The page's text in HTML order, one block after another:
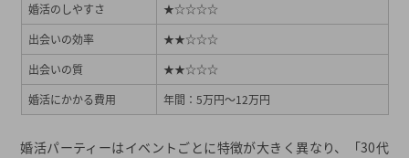
婚活のしやすさ
★☆☆☆☆
出会いの効率
★★☆☆☆
出会いの質
★★☆☆☆
婚活にかかる費用
年間：5万円～12万円
婚活パーティーはイベントごとに特徴が大きく異なり、「30代